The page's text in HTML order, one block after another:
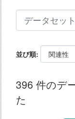
並び順
396 件のデ
た